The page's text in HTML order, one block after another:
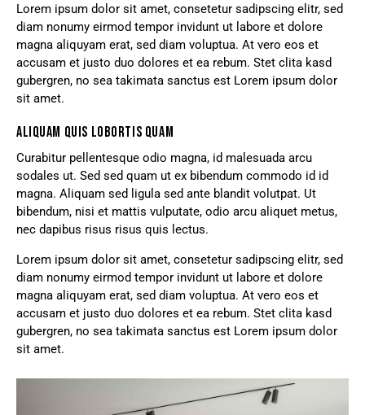
Lorem ipsum dolor sit amet, consetetur sadipscing elitr, sed
diam nonumy eirmod tempor invidunt ut labore et dolore
magna aliquyam erat, sed diam voluptua. At vero eos et
accusam et justo duo dolores et ea rebum. Stet clita kasd
gubergren, no sea takimata sanctus est Lorem ipsum dolor
sit amet.
ALIQUAM QUIS LOBORTIS QUAM
Curabitur pellentesque odio magna, id malesuada arcu
sodales ut. Sed sed quam ut ex bibendum commodo id id
magna. Aliquam sed ligula sed ante blandit volutpat. Ut
bibendum, nisi et mattis vulputate, odio arcu aliquet metus,
nec dapibus risus risus quis lectus.
Lorem ipsum dolor sit amet, consetetur sadipscing elitr, sed
diam nonumy eirmod tempor invidunt ut labore et dolore
magna aliquyam erat, sed diam voluptua. At vero eos et
accusam et justo duo dolores et ea rebum. Stet clita kasd
gubergren, no sea takimata sanctus est Lorem ipsum dolor
sit amet.